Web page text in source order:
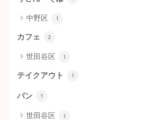
中野区 1
カフェ 2
世田谷区 1
テイクアウト 1
パン 1
世田谷区 1